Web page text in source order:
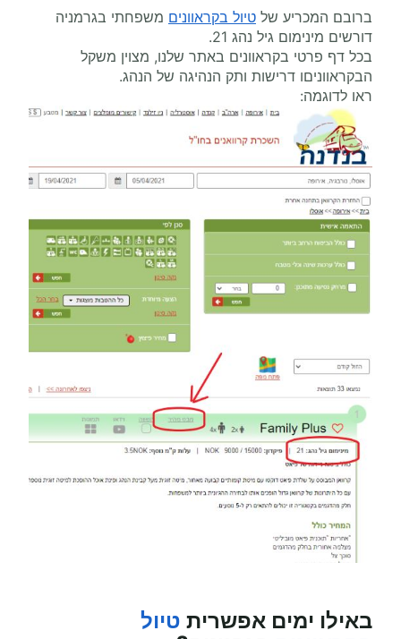
ברובם המכריע של טיול בקראוונים משפחתי בגרמניה
דורשים מינימום גיל נהג 21.
בכל דף פרטי בקראוונים באתר שלנו, מצוין משקל
הבקראווניםו דרישות ותק הנהיגה של הנהג.
ראו לדוגמה:
באילו ימים אפשרית טיול